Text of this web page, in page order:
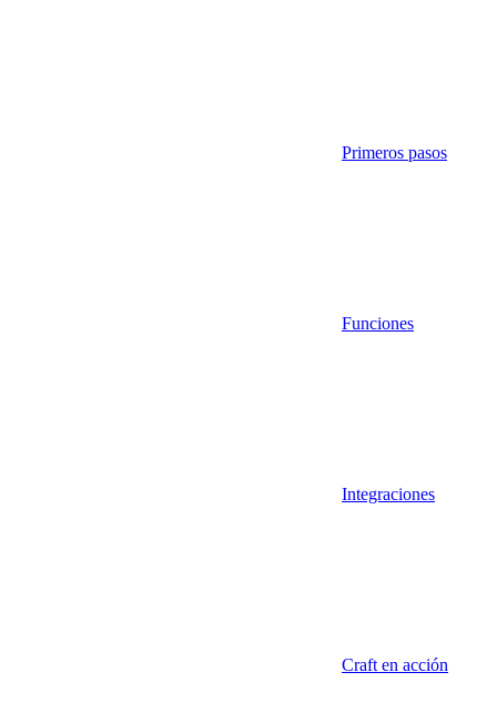
Primeros pasos
Funciones
Integraciones
Craft en acción